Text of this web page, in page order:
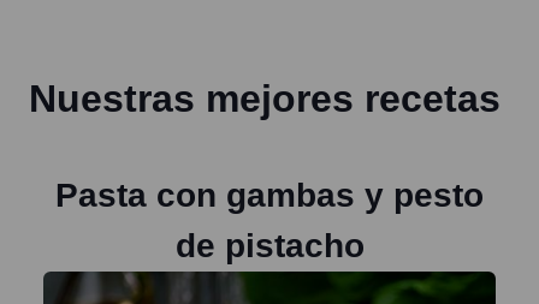
Nuestras mejores recetas
Pasta con gambas y pesto
de pistacho